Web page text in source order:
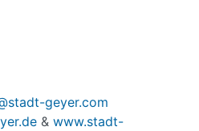
geyer.com
& www.stadt-